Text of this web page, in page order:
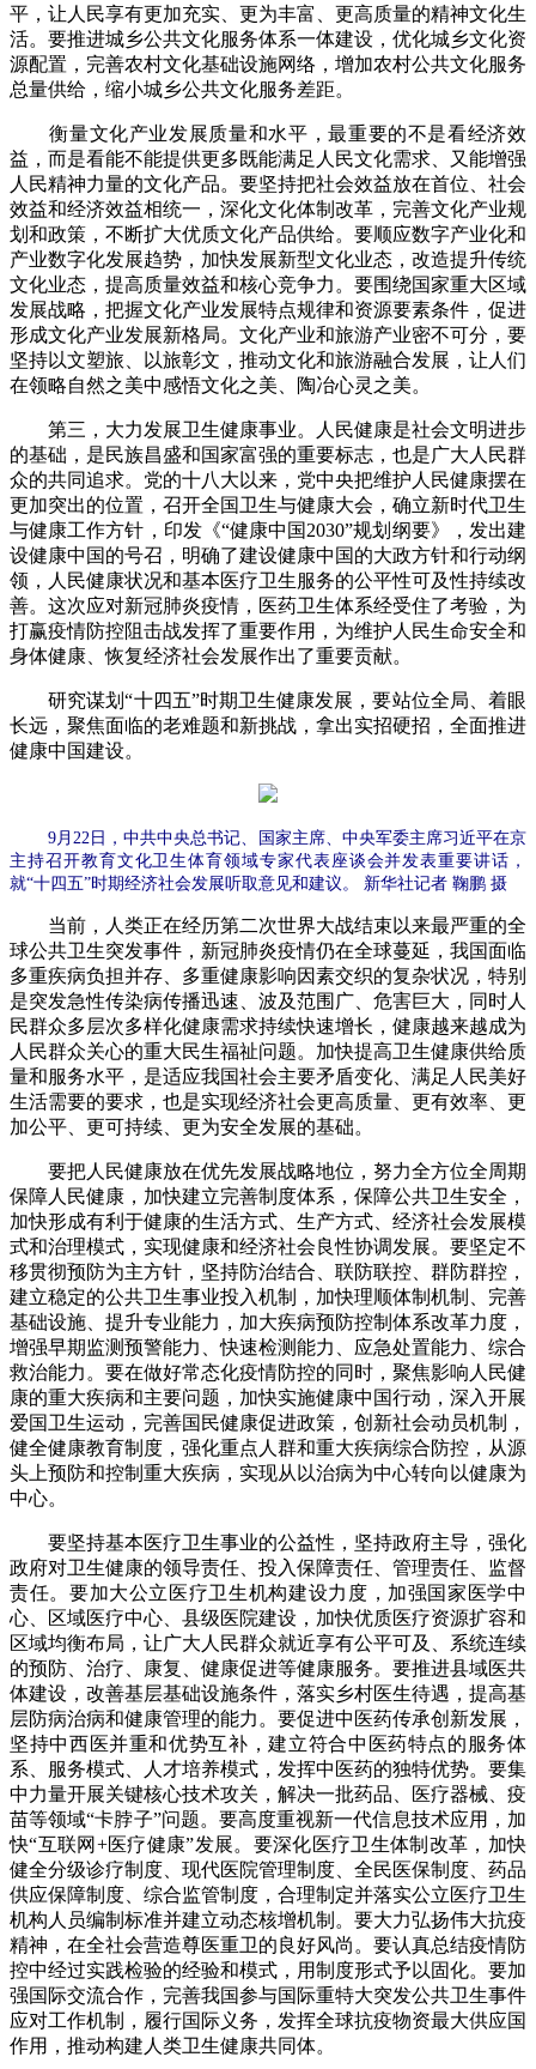
平，让人民享有更加充实、更为丰富、更高质量的精神文化生
活。要推进城乡公共文化服务体系一体建设，优化城乡文化资
源配置，完善农村文化基础设施网络，增加农村公共文化服务
总量供给，缩小城乡公共文化服务差距。
衡量文化产业发展质量和水平，最重要的不是看经济效
益，而是看能不能提供更多既能满足人民文化需求、又能增强
人民精神力量的文化产品。要坚持把社会效益放在首位、社会
效益和经济效益相统一，深化文化体制改革，完善文化产业规
划和政策，不断扩大优质文化产品供给。要顺应数字产业化和
产业数字化发展趋势，加快发展新型文化业态，改造提升传统
文化业态，提高质量效益和核心竞争力。要围绕国家重大区域
发展战略，把握文化产业发展特点规律和资源要素条件，促进
形成文化产业发展新格局。文化产业和旅游产业密不可分，要
坚持以文塑旅、以旅彰文，推动文化和旅游融合发展，让人们
在领略自然之美中感悟文化之美、陶冶心灵之美。
第三，大力发展卫生健康事业。人民健康是社会文明进步
的基础，是民族昌盛和国家富强的重要标志，也是广大人民群
众的共同追求。党的十八大以来，党中央把维护人民健康摆在
更加突出的位置，召开全国卫生与健康大会，确立新时代卫生
与健康工作方针，印发《“健康中国2030”规划纲要》，发出建
设健康中国的号召，明确了建设健康中国的大政方针和行动纲
领，人民健康状况和基本医疗卫生服务的公平性可及性持续改
善。这次应对新冠肺炎疫情，医药卫生体系经受住了考验，为
打赢疫情防控阻击战发挥了重要作用，为维护人民生命安全和
身体健康、恢复经济社会发展作出了重要贡献。
研究谋划“十四五”时期卫生健康发展，要站位全局、着眼
长远，聚焦面临的老难题和新挑战，拿出实招硬招，全面推进
健康中国建设。
9月22日，中共中央总书记、国家主席、中央军委主席习近平在京
主持召开教育文化卫生体育领域专家代表座谈会并发表重要讲话，
就“十四五”时期经济社会发展听取意见和建议。 新华社记者 鞠鹏 摄
当前，人类正在经历第二次世界大战结束以来最严重的全
球公共卫生突发事件，新冠肺炎疫情仍在全球蔓延，我国面临
多重疾病负担并存、多重健康影响因素交织的复杂状况，特别
是突发急性传染病传播迅速、波及范围广、危害巨大，同时人
民群众多层次多样化健康需求持续快速增长，健康越来越成为
人民群众关心的重大民生福祉问题。加快提高卫生健康供给质
量和服务水平，是适应我国社会主要矛盾变化、满足人民美好
生活需要的要求，也是实现经济社会更高质量、更有效率、更
加公平、更可持续、更为安全发展的基础。
要把人民健康放在优先发展战略地位，努力全方位全周期
保障人民健康，加快建立完善制度体系，保障公共卫生安全，
加快形成有利于健康的生活方式、生产方式、经济社会发展模
式和治理模式，实现健康和经济社会良性协调发展。要坚定不
移贯彻预防为主方针，坚持防治结合、联防联控、群防群控，
建立稳定的公共卫生事业投入机制，加快理顺体制机制、完善
基础设施、提升专业能力，加大疾病预防控制体系改革力度，
增强早期监测预警能力、快速检测能力、应急处置能力、综合
救治能力。要在做好常态化疫情防控的同时，聚焦影响人民健
康的重大疾病和主要问题，加快实施健康中国行动，深入开展
爱国卫生运动，完善国民健康促进政策，创新社会动员机制，
健全健康教育制度，强化重点人群和重大疾病综合防控，从源
头上预防和控制重大疾病，实现从以治病为中心转向以健康为
中心。
要坚持基本医疗卫生事业的公益性，坚持政府主导，强化
政府对卫生健康的领导责任、投入保障责任、管理责任、监督
责任。要加大公立医疗卫生机构建设力度，加强国家医学中
心、区域医疗中心、县级医院建设，加快优质医疗资源扩容和
区域均衡布局，让广大人民群众就近享有公平可及、系统连续
的预防、治疗、康复、健康促进等健康服务。要推进县域医共
体建设，改善基层基础设施条件，落实乡村医生待遇，提高基
层防病治病和健康管理的能力。要促进中医药传承创新发展，
坚持中西医并重和优势互补，建立符合中医药特点的服务体
系、服务模式、人才培养模式，发挥中医药的独特优势。要集
中力量开展关键核心技术攻关，解决一批药品、医疗器械、疫
苗等领域“卡脖子”问题。要高度重视新一代信息技术应用，加
快“互联网+医疗健康”发展。要深化医疗卫生体制改革，加快
健全分级诊疗制度、现代医院管理制度、全民医保制度、药品
供应保障制度、综合监管制度，合理制定并落实公立医疗卫生
机构人员编制标准并建立动态核增机制。要大力弘扬伟大抗疫
精神，在全社会营造尊医重卫的良好风尚。要认真总结疫情防
控中经过实践检验的经验和模式，用制度形式予以固化。要加
强国际交流合作，完善我国参与国际重特大突发公共卫生事件
应对工作机制，履行国际义务，发挥全球抗疫物资最大供应国
作用，推动构建人类卫生健康共同体。